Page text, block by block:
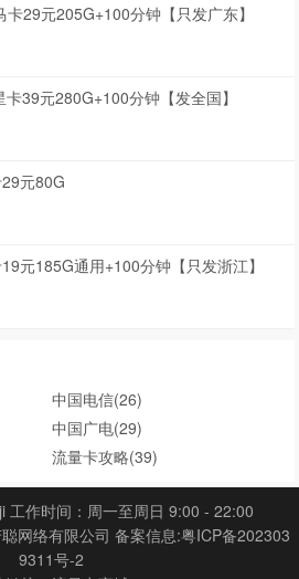
卡29元205G+100分钟【只发广东】
卡39元280G+100分钟【发全国】
元80G
元185G通用+100分钟【只发浙江】
中国电信(26)
中国广电(29)
流量卡攻略(39)
工作时间：周一至周日 9:00 - 22:00
网络有限公司 备案信息:粤ICP备202303
9311号-2